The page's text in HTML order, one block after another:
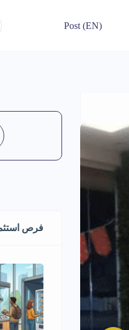
Post (EN)
فرص